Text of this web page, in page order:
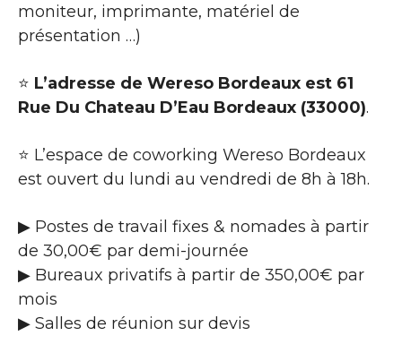
moniteur, imprimante, matériel de
présentation …)
⭐ L’adresse de Wereso Bordeaux est 61
Rue Du Chateau D’Eau Bordeaux (33000).
⭐ L’espace de coworking Wereso Bordeaux
est ouvert du lundi au vendredi de 8h à 18h.
▶ Postes de travail fixes & nomades à partir
de 30,00€ par demi-journée
▶ Bureaux privatifs à partir de 350,00€ par
mois
▶ Salles de réunion sur devis